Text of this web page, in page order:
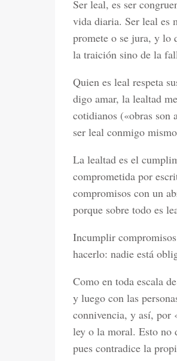
Ser leal, es ser
vida diaria. Ser leal es
promete o se jura, y lo
la traición sino de la
Quien es leal respeta
digo amar, la lealtad
cotidianos («obras son
ser leal conmigo
La lealtad es el
comprometida por
compromisos con un
porque sobre todo es
Incumplir
hacerlo: nadie está
Como en toda escala
y luego con las
connivencia, y así, por
ley o la moral. Esto no
pues contradice la